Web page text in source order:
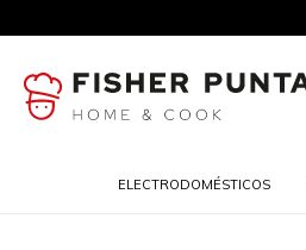
ELECTRODOMÉSTICOS